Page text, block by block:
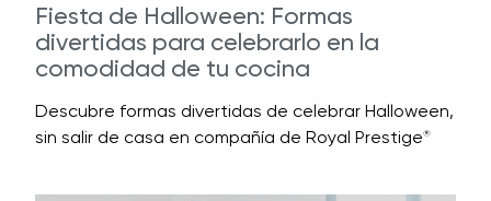
Fiesta de Halloween: Formas
divertidas para celebrarlo en la
comodidad de tu cocina
Descubre formas divertidas de celebrar Halloween,
sin salir de casa en compañía de Royal Prestige®